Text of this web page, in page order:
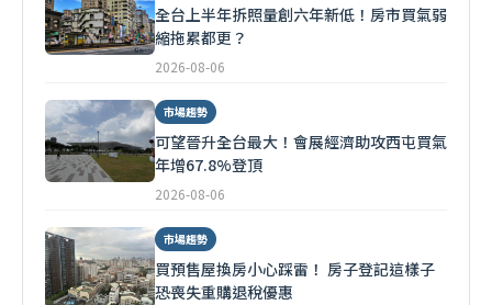
全台上半年拆照量創六年新低！房市買氣弱
縮拖累都更？
2026-08-06
市場趨勢
可望晉升全台最大！會展經濟助攻西屯買氣
年增67.8%登頂
2026-08-06
市場趨勢
買預售屋換房小心踩雷！ 房子登記這樣子
恐喪失重購退稅優惠